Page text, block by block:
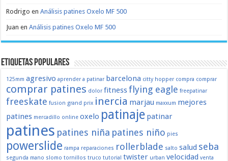
Rodrigo enAnálisis patines Oxelo MF 500
Juan enAnálisis patines Oxelo MF 500
Etiquetas populares
125mm agresivo aprender a patinar barcelona citty hopper compra comprar
comprar patines dolor fitnessflying eagle freepatinar
freeskate fusion grand prix inercia marjau maxxum mejores
patines mercadillo online oxelo patinaje patinar
patines patines niña patines niño pies
powerslide rampa reparaciones rollerblade salto salud seba
segunda mano slomo tornillos truco tutorial twister urban velocidad venta